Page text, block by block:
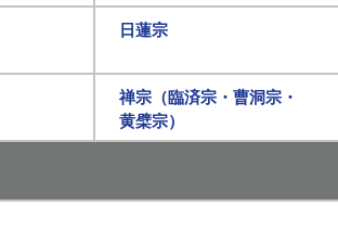
日蓮宗
禅宗（臨済宗・曹洞宗・
黄檗宗）